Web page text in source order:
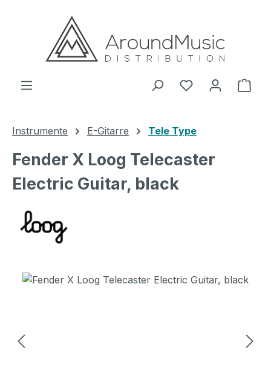
Zum Hauptinhalt springen
Instrumente E-Gitarre Tele Type
Fender X Loog Telecaster
Electric Guitar, black
Bildergalerie überspringen